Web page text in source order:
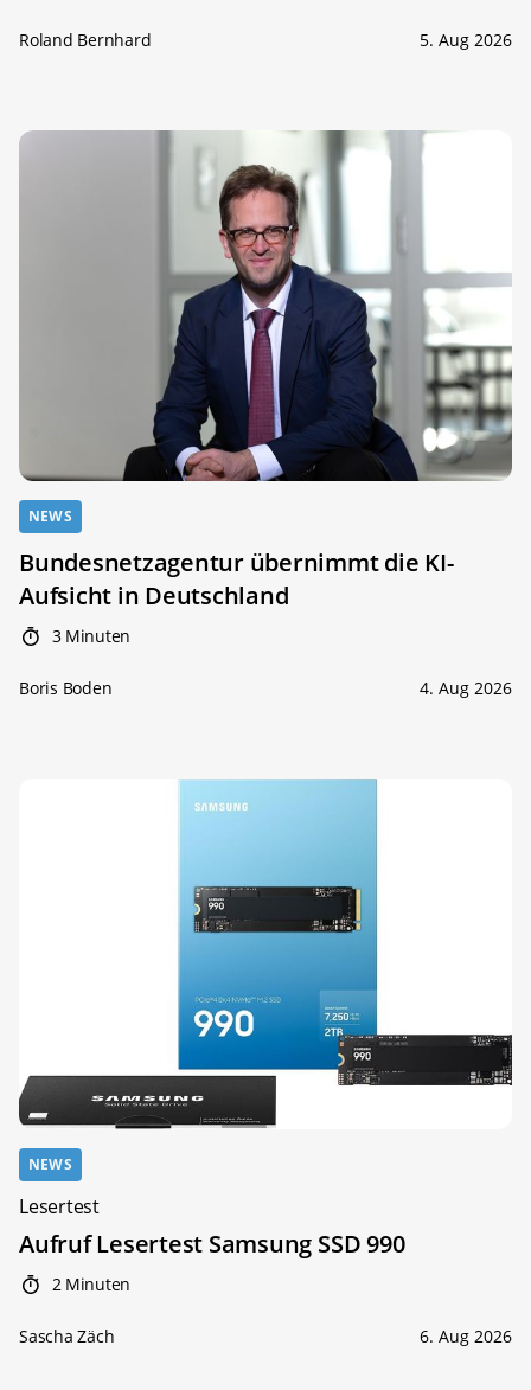
Roland Bernhard 5. Aug 2026
NEWS
Bundesnetzagentur übernimmt die KI-
Aufsicht in Deutschland
3 Minuten
Boris Boden 4. Aug 2026
NEWS
Lesertest
Aufruf Lesertest Samsung SSD 990
2 Minuten
Sascha Zäch 6. Aug 2026